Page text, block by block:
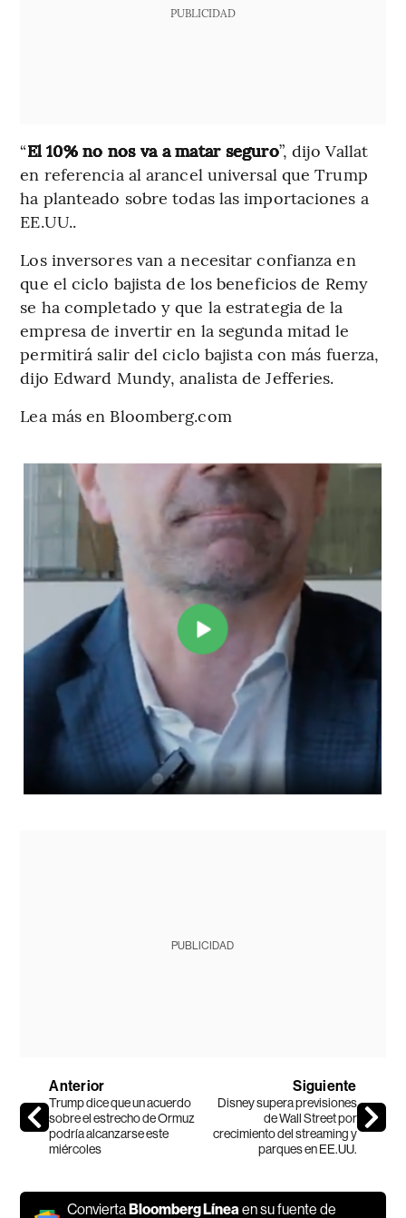
PUBLICIDAD
“El 10% no nos va a matar seguro”, dijo Vallat
en referencia al arancel universal que Trump
ha planteado sobre todas las importaciones a
EE.UU..
Los inversores van a necesitar confianza en
que el ciclo bajista de los beneficios de Remy
se ha completado y que la estrategia de la
empresa de invertir en la segunda mitad le
permitirá salir del ciclo bajista con más fuerza,
dijo Edward Mundy, analista de Jefferies.
Lea más en Bloomberg.com
PUBLICIDAD
Anterior
Trump dice que un acuerdo
sobre el estrecho de Ormuz
podría alcanzarse este
miércoles
Siguiente
Disney supera previsiones
de Wall Street por
crecimiento del streaming y
parques en EE.UU.
ConviertaBloomberg Línea en su fuente de